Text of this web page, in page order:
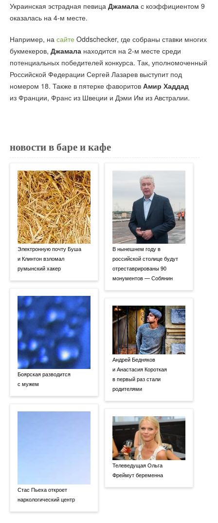
Украинская эстрадная певица Джамала с коэффициентом 9
оказалась на 4-м месте.
Например, на сайте Oddschecker, где собраны ставки многих
букмекеров, Джамала находится на 2-м месте среди
потенциальных победителей конкурса. Так, уполномоченный
Российской Федерации Сергей Лазарев выступит под
номером 18. Также в пятерке фаворитов Амир Хаддад
из Франции, Франс из Швеции и Дэми Им из Австралии.
новости в баре и кафе
Электронную почту Буша
и Клинтон взломал
румынский хакер
Боярская разводится
с мужем
Стас Пьеха откроет
наркологический центр
В нынешнем году в
российской столице будут
отреставрированы 90
монументов — Собянин
Андрей Бедняков
и Анастасия Короткая
в первый раз стали
родителями
Телеведущая Ольга
Фреймут беременна